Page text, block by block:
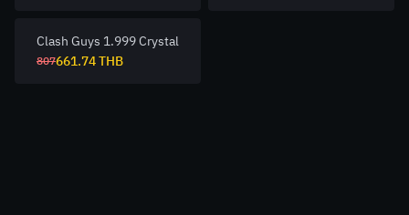
Clash Guys 1.999 Crystal
807661.74THB